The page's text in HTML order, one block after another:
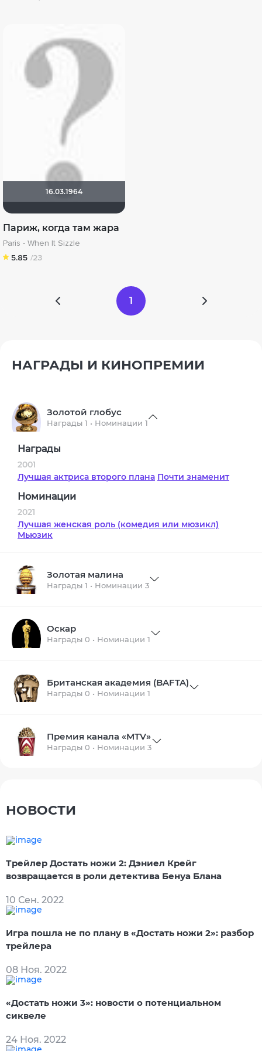
16.03.1964
Париж, когда там жара
Paris - When It Sizzle
5.85 /23
1
НАГРАДЫ И КИНОПРЕМИИ
Золотой глобус
Награды 1 • Номинации 1
Награды
2001
Лучшая актриса второго плана Почти знаменит
Номинации
2021
Лучшая женская роль (комедия или мюзикл)
Мьюзик
Золотая малина
Награды 1 • Номинации 3
Оскар
Награды 0 • Номинации 1
Британская академия (BAFTA)
Награды 0 • Номинации 1
Премия канала «MTV»
Награды 0 • Номинации 3
НОВОСТИ
Трейлер Достать ножи 2: Дэниел Крейг
возвращается в роли детектива Бенуа Блана
10 Сен. 2022
Игра пошла не по плану в «Достать ножи 2»: разбор
трейлера
08 Ноя. 2022
«Достать ножи 3»: новости о потенциальном
сиквеле
24 Ноя. 2022